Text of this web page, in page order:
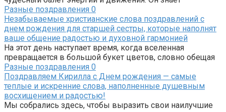
Разные поздравления 0
Незабываемые христианские слова поздравлений с
днем рождения для старшей сестры, которые наполнят
ваше общение радостью и духовной гармонией
На этот день наступает время, когда вселенная
превращается в большой букет цветов, словно обещая
Разные поздравления 0
Поздравляем Кирилла с Днем рождения — самые
теплые и искренние слова, наполненные душевным
восхищением и радостью!
Мы собрались здесь, чтобы выразить свои наилучшие